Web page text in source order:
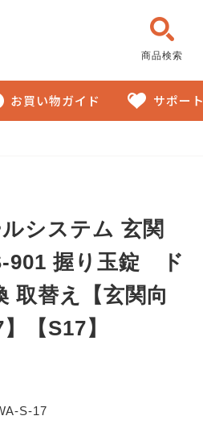
商品検索
お買い物ガイド サポート
システム 玄関
901 握り玉錠 ド
取替え【玄関向
【S17】
S-17